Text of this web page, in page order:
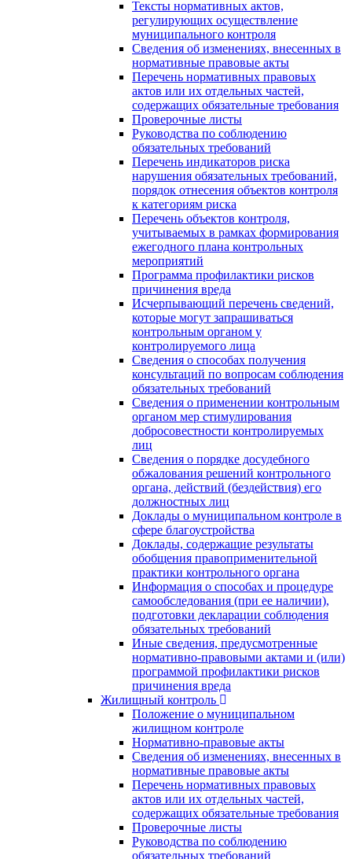
Тексты нормативных актов,
регулирующих осуществление
муниципального контроля
Сведения об изменениях, внесенных в
нормативные правовые акты
Перечень нормативных правовых
актов или их отдельных частей,
содержащих обязательные требования
Проверочные листы
Руководства по соблюдению
обязательных требований
Перечень индикаторов риска
нарушения обязательных требований,
порядок отнесения объектов контроля
к категориям риска
Перечень объектов контроля,
учитываемых в рамках формирования
ежегодного плана контрольных
мероприятий
Программа профилактики рисков
причинения вреда
Исчерпывающий перечень сведений,
которые могут запрашиваться
контрольным органом у
контролируемого лица
Сведения о способах получения
консультаций по вопросам соблюдения
обязательных требований
Сведения о применении контрольным
органом мер стимулирования
добросовестности контролируемых
лиц
Сведения о порядке досудебного
обжалования решений контрольного
органа, действий (бездействия) его
должностных лиц
Доклады о муниципальном контроле в
сфере благоустройства
Доклады, содержащие результаты
обобщения правоприменительной
практики контрольного органа
Информация о способах и процедуре
самообследования (при ее наличии),
подготовки декларации соблюдения
обязательных требований
Иные сведения, предусмотренные
нормативно-правовыми актами и (или)
программой профилактики рисков
причинения вреда
Жилищный контроль
Положение о муниципальном
жилищном контроле
Нормативно-правовые акты
Сведения об изменениях, внесенных в
нормативные правовые акты
Перечень нормативных правовых
актов или их отдельных частей,
содержащих обязательные требования
Проверочные листы
Руководства по соблюдению
обязательных требований